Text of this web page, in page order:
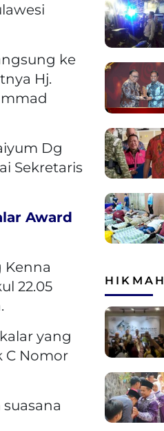
ke
Hj.
Dg
Sekretaris
Award
Kenna
22.05
yang
C Nomor
HIKMAH